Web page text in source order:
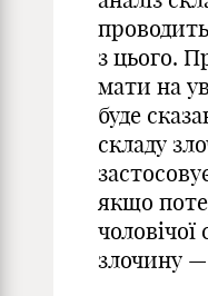
з цього.
мати на
буде
складу
якщо
чоловічої
злочину